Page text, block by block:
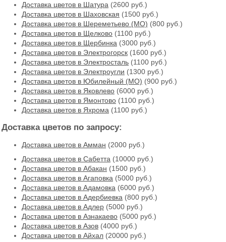
Доставка цветов в Шатура (2600 руб.)
Доставка цветов в Шаховская (1500 руб.)
Доставка цветов в Шереметьево (МО) (800 руб.)
Доставка цветов в Щелково (1100 руб.)
Доставка цветов в Щербинка (3000 руб.)
Доставка цветов в Электрогорск (1600 руб.)
Доставка цветов в Электросталь (1100 руб.)
Доставка цветов в Электроугли (1300 руб.)
Доставка цветов в Юбилейный (МО) (900 руб.)
Доставка цветов в Яковлево (6000 руб.)
Доставка цветов в Ямонтово (1100 руб.)
Доставка цветов в Яхрома (1100 руб.)
Доставка цветов по запросу:
Доставка цветов в Амман (2000 руб.)
Доставка цветов в Cабетта (10000 руб.)
Доставка цветов в Абакан (1500 руб.)
Доставка цветов в Агаповка (5000 руб.)
Доставка цветов в Адамовка (6000 руб.)
Доставка цветов в Адербиевка (800 руб.)
Доставка цветов в Адлер (5000 руб.)
Доставка цветов в Азнакаево (5000 руб.)
Доставка цветов в Азов (4000 руб.)
Доставка цветов в Айхал (20000 руб.)